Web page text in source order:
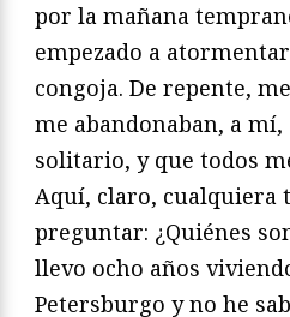
por la mañana
empezado a
congoja. De repente,
me abandonaban, a
solitario, y que todos
Aquí, claro, cualquiera
preguntar: ¿Quiénes
llevo ocho años
Petersburgo y no he